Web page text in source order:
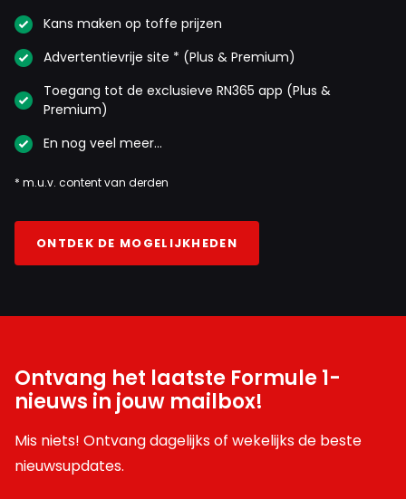
Kans maken op toffe prijzen
Advertentievrije site * (Plus & Premium)
Toegang tot de exclusieve RN365 app (Plus &
Premium)
En nog veel meer…
* m.u.v. content van derden
ONTDEK DE MOGELIJKHEDEN
Ontvang het laatste Formule 1-
nieuws in jouw mailbox!
Mis niets! Ontvang dagelijks of wekelijks de beste
nieuwsupdates.